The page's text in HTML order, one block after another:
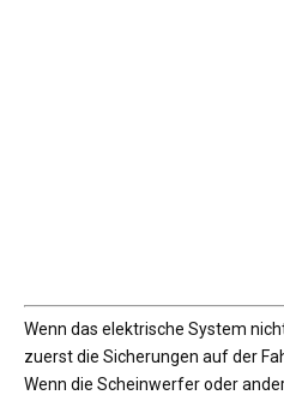
Wenn das elektrische System
zuerst die Sicherungen auf der
Wenn die Scheinwerfer oder